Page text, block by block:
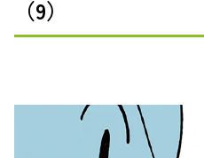
（9）